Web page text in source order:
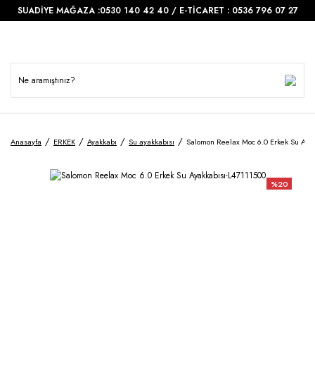
SUADİYE MAĞAZA :0530 140 42 40 / E-TİCARET : 0536 796 07 27
Anasayfa ERKEK Ayakkabı Su ayakkabısı Salomon Reelax Moc 6.0 Erkek Su
%20